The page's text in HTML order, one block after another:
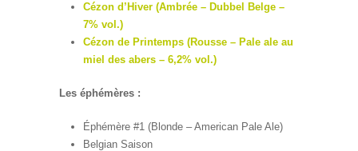
Cézon d’Hiver (Ambrée – Dubbel Belge –
7% vol.)
Cézon de Printemps (Rousse – Pale ale au
miel des abers – 6,2% vol.)
Les éphémères :
Éphémère #1 (Blonde – American Pale Ale)
Belgian Saison